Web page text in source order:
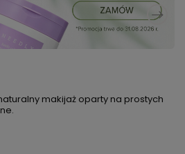
makijaż oparty na prostych